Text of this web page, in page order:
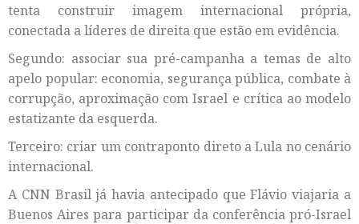
tenta construir imagem internacional própria,
conectada a líderes de direita que estão em evidência.
Segundo: associar sua pré-campanha a temas de alto
apelo popular: economia, segurança pública, combate à
corrupção, aproximação com Israel e crítica ao modelo
estatizante da esquerda.
Terceiro: criar um contraponto direto a Lula no cenário
internacional.
A CNN Brasil já havia antecipado que Flávio viajaria a
Buenos Aires para participar da conferência pró-Israel